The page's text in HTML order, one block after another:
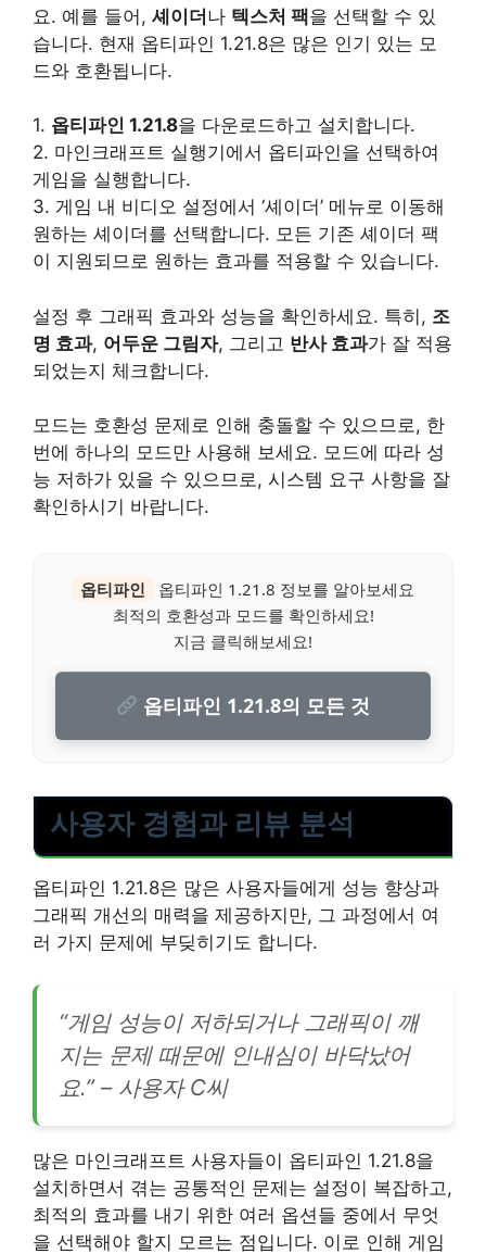
요. 예를 들어, 셰이더나 텍스처 팩을 선택할 수 있
습니다. 현재 옵티파인 1.21.8은 많은 인기 있는 모
드와 호환됩니다.
1. 옵티파인 1.21.8을 다운로드하고 설치합니다.
2. 마인크래프트 실행기에서 옵티파인을 선택하여
게임을 실행합니다.
3. 게임 내 비디오 설정에서 ‘셰이더’ 메뉴로 이동해
원하는 셰이더를 선택합니다. 모든 기존 셰이더 팩
이 지원되므로 원하는 효과를 적용할 수 있습니다.
설정 후 그래픽 효과와 성능을 확인하세요. 특히, 조
명 효과, 어두운 그림자, 그리고 반사 효과가 잘 적용
되었는지 체크합니다.
모드는 호환성 문제로 인해 충돌할 수 있으므로, 한
번에 하나의 모드만 사용해 보세요. 모드에 따라 성
능 저하가 있을 수 있으므로, 시스템 요구 사항을 잘
확인하시기 바랍니다.
옵티파인
옵티파인 1.21.8 정보를 알아보세요
최적의 호환성과 모드를 확인하세요!
지금 클릭해보세요!
옵티파인 1.21.8의 모든 것
사용자 경험과 리뷰 분석
옵티파인 1.21.8은 많은 사용자들에게 성능 향상과
그래픽 개선의 매력을 제공하지만, 그 과정에서 여
러 가지 문제에 부딪히기도 합니다.
“게임 성능이 저하되거나 그래픽이 깨
지는 문제 때문에 인내심이 바닥났어
요.” – 사용자 C씨
많은 마인크래프트 사용자들이 옵티파인 1.21.8을
설치하면서 겪는 공통적인 문제는 설정이 복잡하고,
최적의 효과를 내기 위한 여러 옵션들 중에서 무엇
을 선택해야 할지 모르는 점입니다. 이로 인해 게임